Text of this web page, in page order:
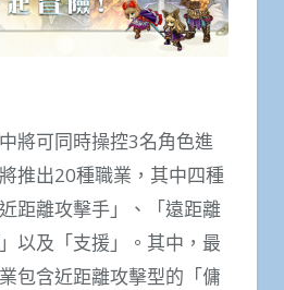
將可同時操控3名角色進
推出20種職業，其中四種
距離攻擊手」、「遠距離
以及「支援」。其中，最
包含近距離攻擊型的「傭